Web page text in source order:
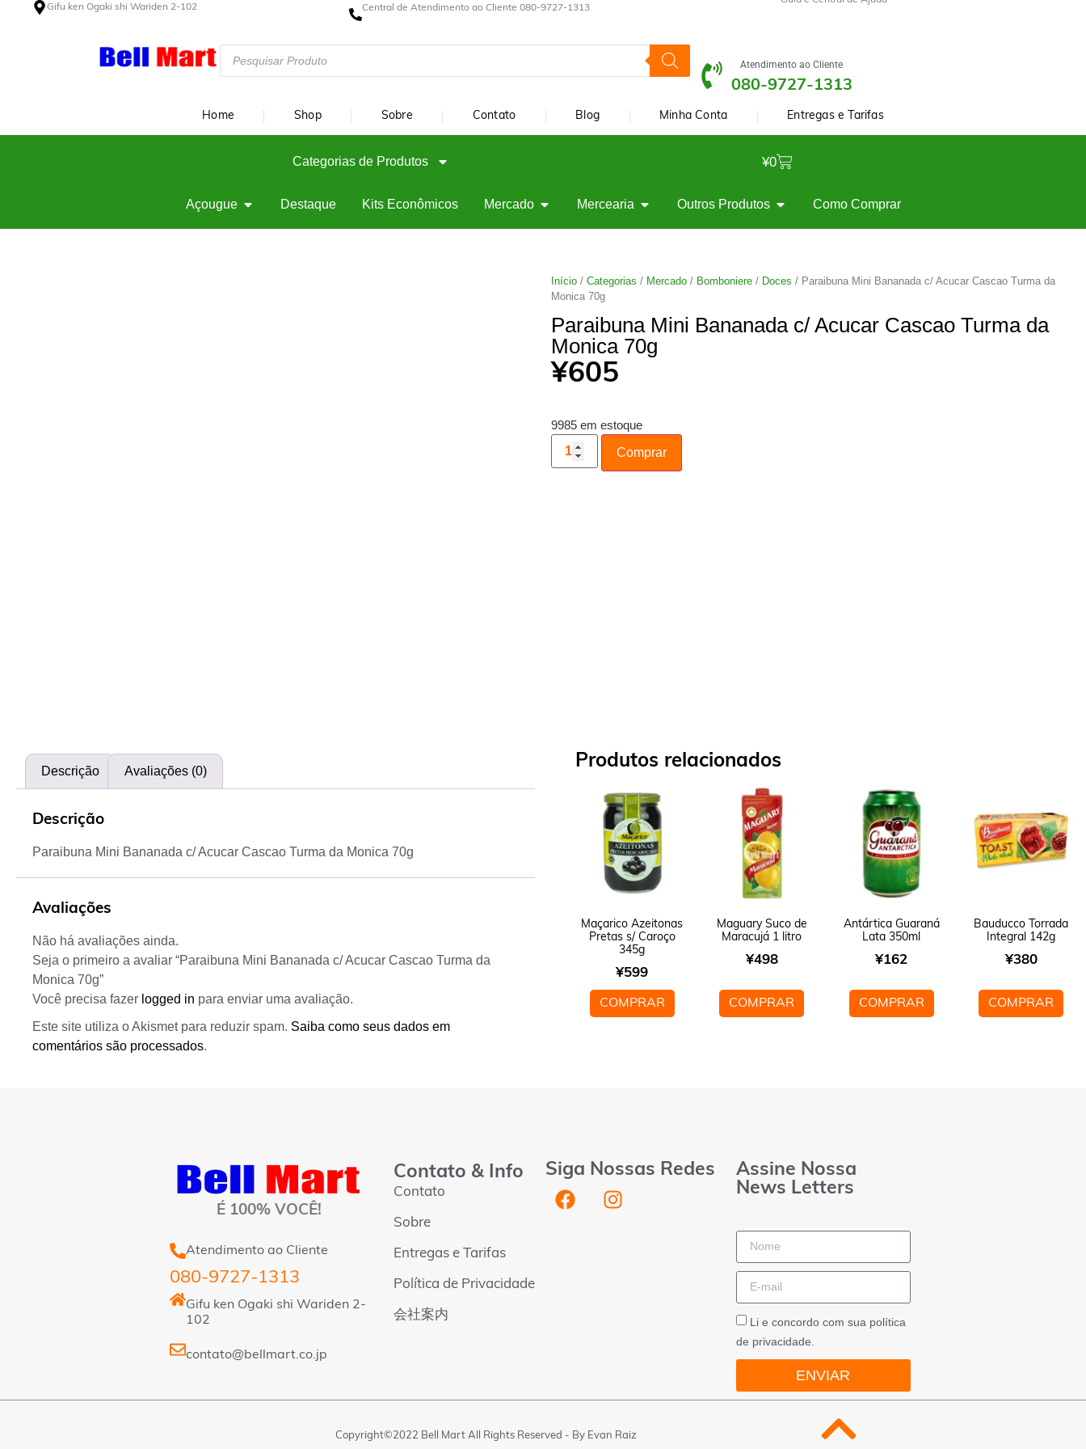
Gifu ken Ogaki shi Wariden 2-102 Central de Atendimento ao Cliente 080-9727-1313
Atendimento ao Cliente
080-9727-1313
Home Shop Sobre Contato Blog Minha Conta Entregas e Tarifas
Categorias de Produtos ¥0
Açougue Destaque Kits Econômicos Mercado Mercearia Outros Produtos Como Comprar
Início / Categorias / Mercado / Bomboniere / Doces / Paraibuna Mini Bananada c/ Acucar Cascao Turma da
Monica 70g
Paraibuna Mini Bananada c/ Acucar Cascao Turma da
Monica 70g
¥605
9985 em estoque
Comprar
Descrição Avaliações (0)
Descrição
Paraibuna Mini Bananada c/ Acucar Cascao Turma da Monica 70g
Avaliações
Não há avaliações ainda.
Seja o primeiro a avaliar “Paraibuna Mini Bananada c/ Acucar Cascao Turma da
Monica 70g”
Você precisa fazer logged in para enviar uma avaliação.
Este site utiliza o Akismet para reduzir spam. Saiba como seus dados em
comentários são processados.
Produtos relacionados
Maçarico Azeitonas
Pretas s/ Caroço
345g
¥599
COMPRAR
Maguary Suco de
Maracujá 1 litro
¥498
COMPRAR
Antártica Guaraná
Lata 350ml
¥162
COMPRAR
Bauducco Torrada
Integral 142g
¥380
COMPRAR
É 100% VOCÊ!
Atendimento ao Cliente
080-9727-1313
Gifu ken Ogaki shi Wariden 2-
102
contato@bellmart.co.jp
Contato & Info
Contato
Sobre
Entregas e Tarifas
Política de Privacidade
会社案内
Siga Nossas Redes
Assine Nossa
News Letters
Li e concordo com sua política
de privacidade.
ENVIAR
Copyright©2022 Bell Mart All Rights Reserved - By Evan Raiz